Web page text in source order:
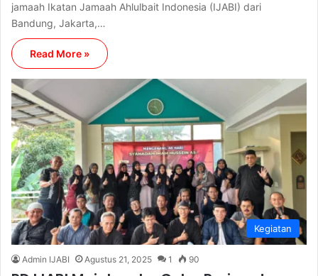
jamaah Ikatan Jamaah Ahlulbait Indonesia (IJABI) dari
Bandung, Jakarta,…
Read More »
Kegiatan
Admin IJABI Agustus 21, 2025 1 90